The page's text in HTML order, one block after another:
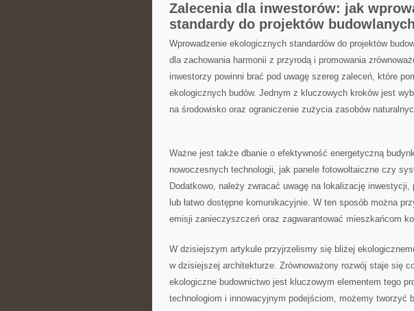
Zalecenia dla inwestorów: jak
standardy do ⁤projektów⁢ budowlanych
Wprowadzenie ekologicznych ‍standardów do projektów
dla zachowania ⁢harmonii z ⁤przyrodą i promowania
inwestorzy ⁣powinni‍ brać pod ​uwagę ​szereg zaleceń, ‍które
‌ekologicznych budów.‌ Jednym ​z kluczowych⁣ kroków ​jest
na⁤ środowisko oraz ograniczenie ​zużycia‍ zasobów
Ważne​ jest‍ także⁣ dbanie o efektywność energetyczną
⁤nowoczesnych technologii, jak panele ‍fotowoltaiczne⁣ czy
Dodatkowo, należy zwracać uwagę ⁤na lokalizację inwestycji,
lub łatwo dostępne komunikacyjnie. ‍W ten sposób można
emisji ‌zanieczyszczeń oraz ⁤zagwarantować mieszkańcom⁢
W⁢ dzisiejszym ​artykule przyjrzelismy się bliżej
w dzisiejszej architekturze. ‍Zrównoważony rozwój staje się
ekologiczne budownictwo jest kluczowym⁣ elementem ‌tego
technologiom ⁣i innowacyjnym ⁣podejściom, możemy‌ tworzyć